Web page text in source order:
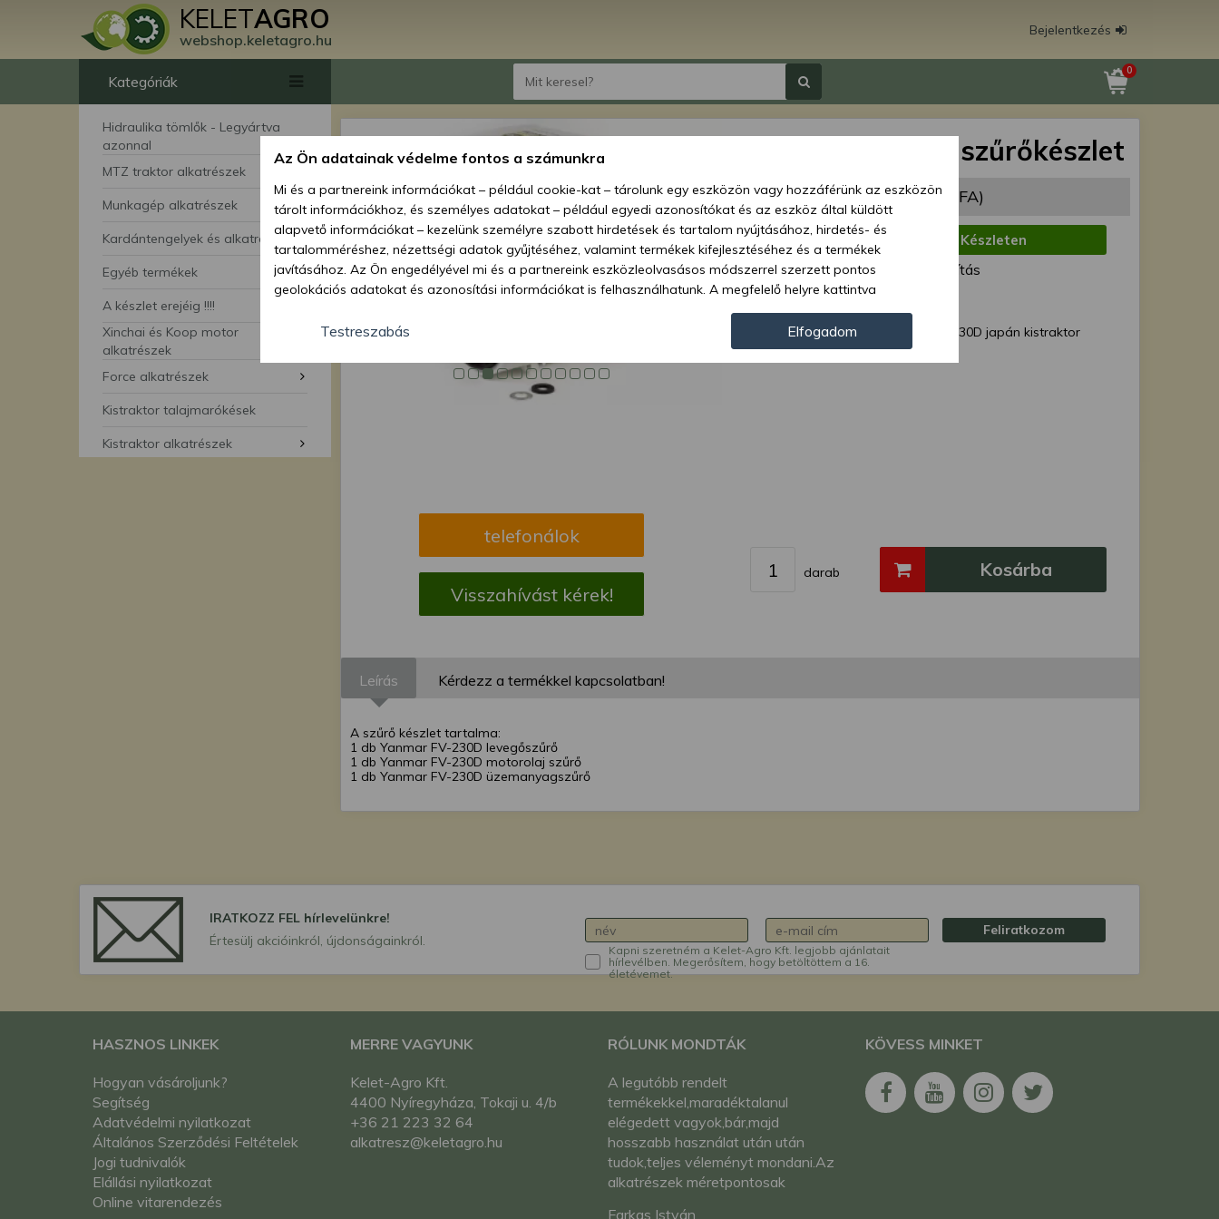
KELETAGRO
webshop.keletagro.hu
Bejelentkezés
Kategóriák
Hidraulika tömlők - Legyártva
azonnal
MTZ traktor alkatrészek
Munkagép alkatrészek
Kardántengelyek és alkatrészei
Egyéb termékek
A készlet erejéig !!!!
Xinchai és Koop motor
alkatrészek
Force alkatrészek
Kistraktor talajmarókések
Kistraktor alkatrészek
0
telefonálok
Visszahívást kérek!
Yanmar FV-230D szűrőkészlet
Ár: 7 470 Ft (5 882 Ft + ÁFA)
Elérhetőség:
Készleten
Szállítási mód:
Normál szállítás
Cikkszám:
Géptípusok:
Yanmar FV-230D japán kistraktor
darab Kosárba
Leírás Kérdezz a termékkel kapcsolatban!
A szűrő készlet tartalma:
1 db Yanmar FV-230D levegőszűrő
1 db Yanmar FV-230D motorolaj szűrő
1 db Yanmar FV-230D üzemanyagszűrő
IRATKOZZ FEL hírlevelünkre!
Értesülj akcióinkról, újdonságainkról.
Kapni szeretném a Kelet-Agro Kft. legjobb ajánlatait
hírlevélben. Megerősítem, hogy betöltöttem a 16.
életévemet.
Feliratkozom
HASZNOS LINKEK
Hogyan vásároljunk?
Segítség
Adatvédelmi nyilatkozat
Általános Szerződési Feltételek
Jogi tudnivalók
Elállási nyilatkozat
Online vitarendezés
MERRE VAGYUNK
Kelet-Agro Kft.
4400 Nyíregyháza, Tokaji u. 4/b
+36 21 223 32 64
alkatresz@keletagro.hu
RÓLUNK MONDTÁK
A legutóbb rendelt
termékekkel,maradéktalanul
elégedett vagyok,bár,majd
hosszabb használat után után
tudok,teljes véleményt mondani.Az
alkatrészek méretpontosak
Farkas István
KÖVESS MINKET
Az Ön adatainak védelme fontos a számunkra
Mi és a partnereink információkat – például cookie-kat – tárolunk egy eszközön vagy hozzáférünk az eszközön
tárolt információkhoz, és személyes adatokat – például egyedi azonosítókat és az eszköz által küldött
alapvető információkat – kezelünk személyre szabott hirdetések és tartalom nyújtásához, hirdetés- és
tartalomméréshez, nézettségi adatok gyűjtéséhez, valamint termékek kifejlesztéséhez és a termékek
javításához. Az Ön engedélyével mi és a partnereink eszközleolvasásos módszerrel szerzett pontos
geolokációs adatokat és azonosítási információkat is felhasználhatunk. A megfelelő helyre kattintva
hozzájárulhat ahhoz, hogy mi és a partnereink a fent leírtak szerint adatkezelést végezzünk. Másik
lehetőségként a hozzájárulás megadása vagy elutasítása előtt részletesebb információkhoz juthat, és
megváltoztathatja beállításait. Felhívjuk figyelmét, hogy személyes adatainak bizonyos kezeléséhez nem
feltétlenül szükséges az Ön hozzájárulása, de jogában áll tiltakozni az ilyen jellegű adatkezelés ellen. A
beállításai csak erre a weboldalra érvényesek. Erre a webhelyre visszatérve vagy az adatvédelmi szabályzatunk
Testreszabás Elfogadom